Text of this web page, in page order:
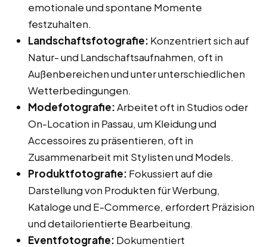
emotionale und spontane Momente
festzuhalten.
Landschaftsfotografie: Konzentriert sich auf
Natur- und Landschaftsaufnahmen, oft in
Außenbereichen und unter unterschiedlichen
Wetterbedingungen.
Modefotografie:Arbeitet oft in Studios oder
On-Location in Passau, um Kleidung und
Accessoires zu präsentieren, oft in
Zusammenarbeit mit Stylisten und Models.
Produktfotografie: Fokussiert auf die
Darstellung von Produkten für Werbung,
Kataloge und E-Commerce, erfordert Präzision
und detailorientierte Bearbeitung.
Eventfotografie: Dokumentiert